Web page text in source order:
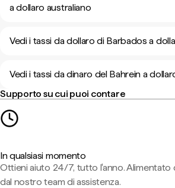
a dollaro australiano
Vedi i tassi da dollaro di Barbados a
Vedi i tassi da dinaro del Bahrein a
Supporto su cui puoi contare
In qualsiasi momento
Ottieni aiuto 24/7, tutto l'anno. Alimentato
dal nostro team di assistenza.